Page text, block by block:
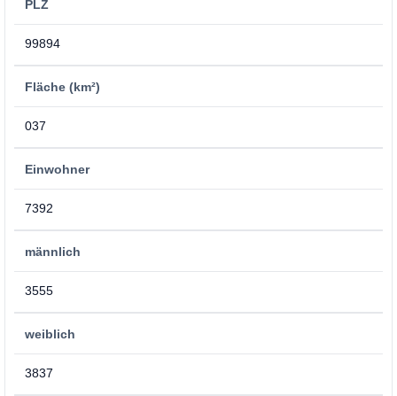
PLZ
99894
Fläche (km²)
037
Einwohner
7392
männlich
3555
weiblich
3837